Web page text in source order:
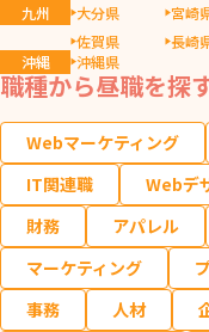
九州
大分県 宮崎
佐賀県
長崎
沖縄
沖縄県
職種から昼職を探
Webマーケティング
IT関連職
Webデ
財務
アパレル
マーケティング
事務
人材